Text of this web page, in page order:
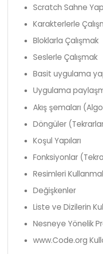
Scratch Sahne
Karakterlerle
Bloklarla Çalışmak
Seslerle Çalışmak
Basit uygulama
Uygulama
Akış şemaları
Döngüler
Koşul Yapıları
Fonksiyonlar
Resimleri
Değişkenler
Liste ve Dizilerin
Nesneye Yönelik
www.Code.org